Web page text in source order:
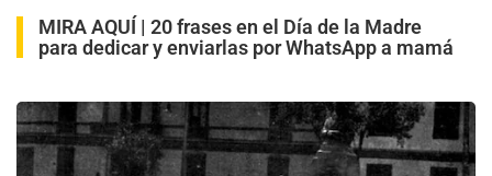
MIRA AQUÍ | 20 frases en el Día de la Madre
para dedicar y enviarlas por WhatsApp a mamá